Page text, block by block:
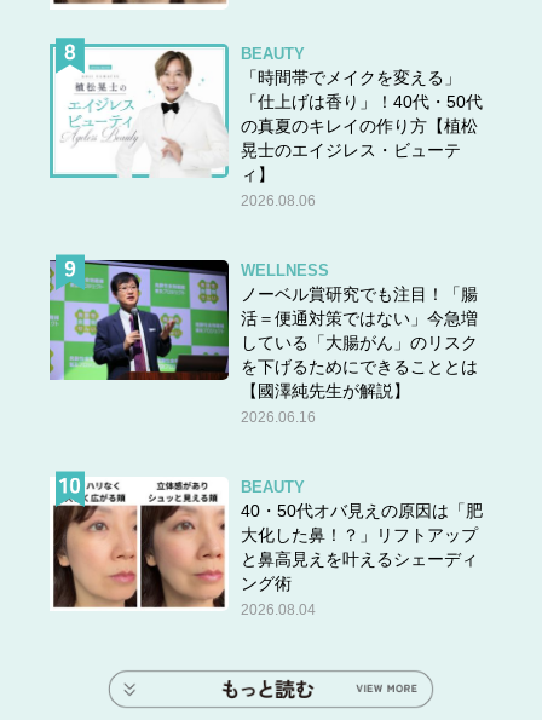
BEAUTY
「時間帯でメイクを変える」
「仕上げは香り」！40代・50代
の真夏のキレイの作り方【植松
晃士のエイジレス・ビューテ
ィ】
2026.08.06
WELLNESS
ノーベル賞研究でも注目！「腸
活＝便通対策ではない」今急増
している「大腸がん」のリスク
を下げるためにできることとは
【國澤純先生が解説】
2026.06.16
BEAUTY
40・50代オバ見えの原因は「肥
大化した鼻！？」リフトアップ
と鼻高見えを叶えるシェーディ
ング術
2026.08.04